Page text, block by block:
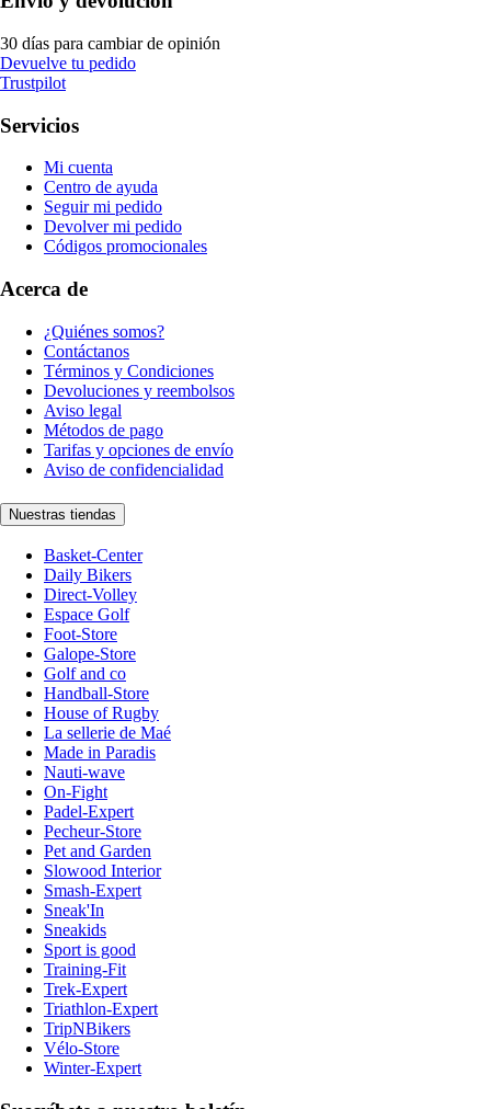
30 días para cambiar de opinión
Devuelve tu pedido
Trustpilot
Servicios
Mi cuenta
Centro de ayuda
Seguir mi pedido
Devolver mi pedido
Códigos promocionales
Acerca de
¿Quiénes somos?
Contáctanos
Términos y Condiciones
Devoluciones y reembolsos
Aviso legal
Métodos de pago
Tarifas y opciones de envío
Aviso de confidencialidad
Nuestras tiendas
Basket-Center
Daily Bikers
Direct-Volley
Espace Golf
Foot-Store
Galope-Store
Golf and co
Handball-Store
House of Rugby
La sellerie de Maé
Made in Paradis
Nauti-wave
On-Fight
Padel-Expert
Pecheur-Store
Pet and Garden
Slowood Interior
Smash-Expert
Sneak'In
Sneakids
Sport is good
Training-Fit
Trek-Expert
Triathlon-Expert
TripNBikers
Vélo-Store
Winter-Expert